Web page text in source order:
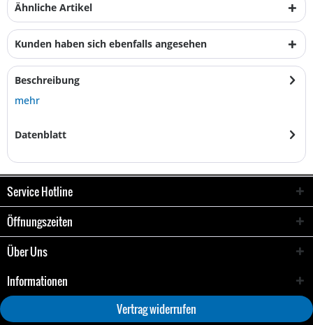
Ähnliche Artikel
Kunden haben sich ebenfalls angesehen
Beschreibung
mehr
Datenblatt
Service Hotline
Öffnungszeiten
Über Uns
Informationen
Vertrag widerrufen